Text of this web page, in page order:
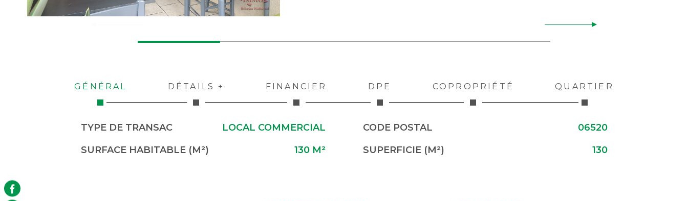
GÉNÉRAL DÉTAILS + FINANCIER DPE COPROPRIÉTÉ QUARTIER
Caractérisque Valeurs
TYPE DE TRANSAC LOCAL COMMERCIAL CODE POSTAL
06520
SURFACE HABITABLE (M²)
130 M² SUPERFICIE (M²) 130